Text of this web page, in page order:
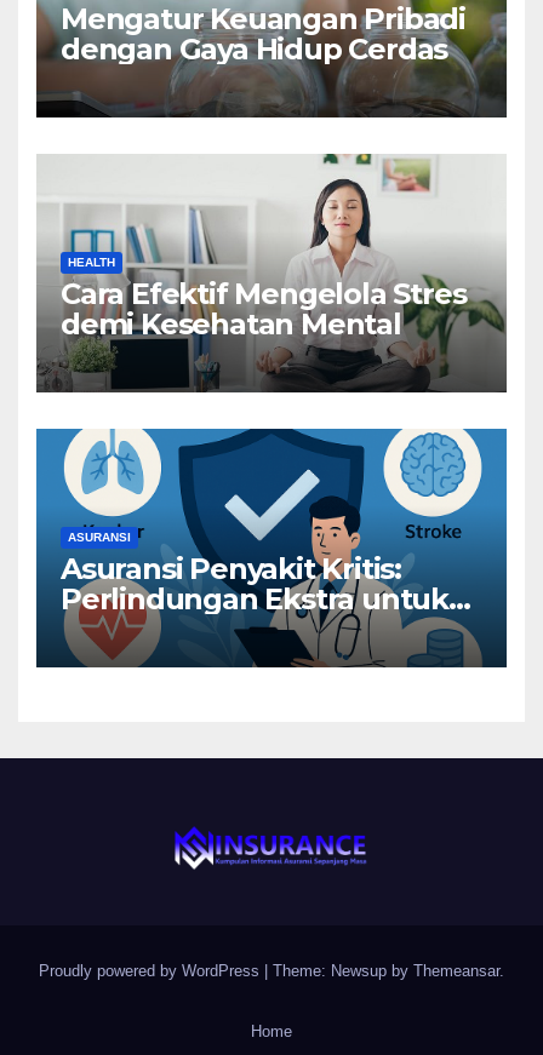
Mengatur Keuangan Pribadi
dengan Gaya Hidup Cerdas
HEALTH
Cara Efektif Mengelola Stres
demi Kesehatan Mental
ASURANSI
Asuransi Penyakit Kritis:
Perlindungan Ekstra untuk
Risiko Besar
Proudly powered by WordPress | Theme: Newsup by Themeansar.
Home